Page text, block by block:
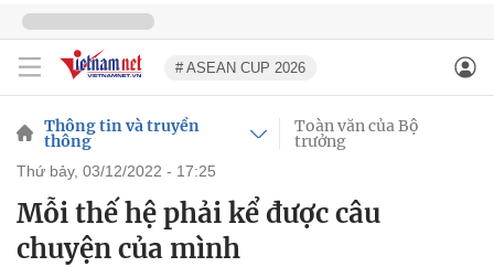
# ASEAN CUP 2026
Thông tin và truyền
thông
Toàn văn của Bộ
trưởng
thứ bảy, 03/12/2022 - 17:25
Mỗi thế hệ phải kể được câu
chuyện của mình